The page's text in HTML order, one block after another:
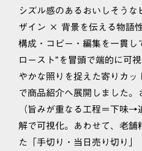
シズル感のあるおいしそう
ザイン × 背景を伝える物語
構成・コピー・編集を一貫
ロースト”を冒頭で端的に可
やかな照りを捉えた寄りカ
で商品紹介へ展開しました。
（旨みが重なる工程＝下味
解で可視化。あわせて、老
た「手切り・当日売り切り」